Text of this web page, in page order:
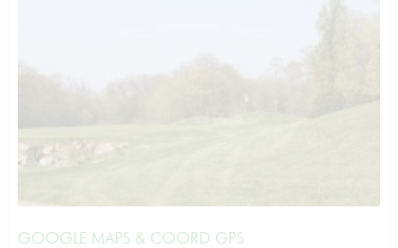
GOOGLE MAPS & COORD GPS